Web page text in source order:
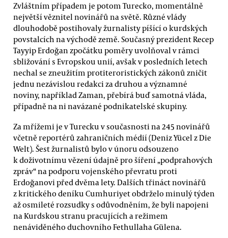
Zvláštním případem je potom Turecko, momentálně
největší věznitel novinářů na světě. Různé vlády
dlouhodobě postihovaly žurnalisty píšící o kurdských
povstalcích na východě země. Současný prezident Recep
Tayyip Erdoğan zpočátku poměry uvolňoval v rámci
sbližování s Evropskou unií, avšak v posledních letech
nechal se zneužitím protiteroristických zákonů zničit
jednu nezávislou redakci za druhou a významné
noviny, například Zaman, přebírá buď samotná vláda,
případně na ni navázané podnikatelské skupiny.
Za mřížemi je v Turecku v současnosti na 245 novinářů
včetně reportérů zahraničních médií (Deniz Yücel z Die
Welt). Šest žurnalistů bylo v únoru odsouzeno
k doživotnímu vězení údajně pro šíření „podprahových
zpráv“ na podporu vojenského převratu proti
Erdoğanovi před dvěma lety. Dalších třináct novinářů
z kritického deníku Cumhuriyet obdrželo minulý týden
až osmileté rozsudky s odůvodněním, že byli napojeni
na Kurdskou stranu pracujících a režimem
nenáviděného duchovního Fethullaha Gülena.